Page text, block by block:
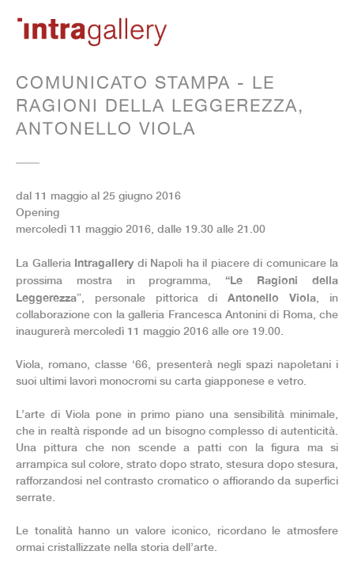
COMUNICATO STAMPA - LE
RAGIONI DELLA LEGGEREZZA,
ANTONELLO VIOLA
dal 11 maggio al 25 giugno 2016
Opening
mercoledì 11 maggio 2016, dalle 19.30 alle 21.00
La Galleria Intragallery di Napoli ha il piacere di comunicare la
prossima mostra in programma,“Le Ragioni della
Leggerezza”, personale pittorica diAntonello Viola , in
collaborazione con la galleria Francesca Antonini di Roma, che
inaugurerà mercoledì 11 maggio 2016 alle ore 19.00.
Viola, romano, classe ‘66, presenterà negli spazi napoletani i
suoi ultimi lavori monocromi su carta giapponese e vetro.
L’arte di Viola pone in primo piano una sensibilità minimale,
che in realtà risponde ad un bisogno complesso di autenticità.
Una pittura che non scende a patti con la figura ma si
arrampica sul colore, strato dopo strato, stesura dopo stesura,
rafforzandosi nel contrasto cromatico o affiorando da superfici
serrate.
Le tonalità hanno un valore iconico, ricordano le atmosfere
ormai cristallizzate nella storia dell’arte.